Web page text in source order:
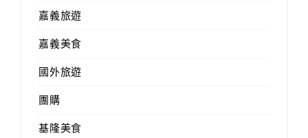
嘉義旅遊
嘉義美食
國外旅遊
團購
基隆美食